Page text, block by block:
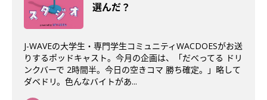
選んだ？
J-WAVEの大学生・専門学生コミュニティWACDOESがお送
りするポッドキャスト。今月の企画は、「だべってる ドリ
ンクバーで 2時間半。今日の空きコマ 勝ち確定。」略して
ダベドリ。色んなバイトがあ...